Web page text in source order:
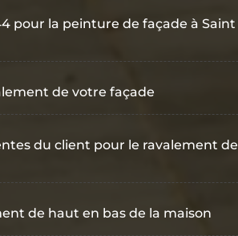
pour la peinture de façade à Saint
de votre façade
du client pour le ravalement de
de haut en bas de la maison